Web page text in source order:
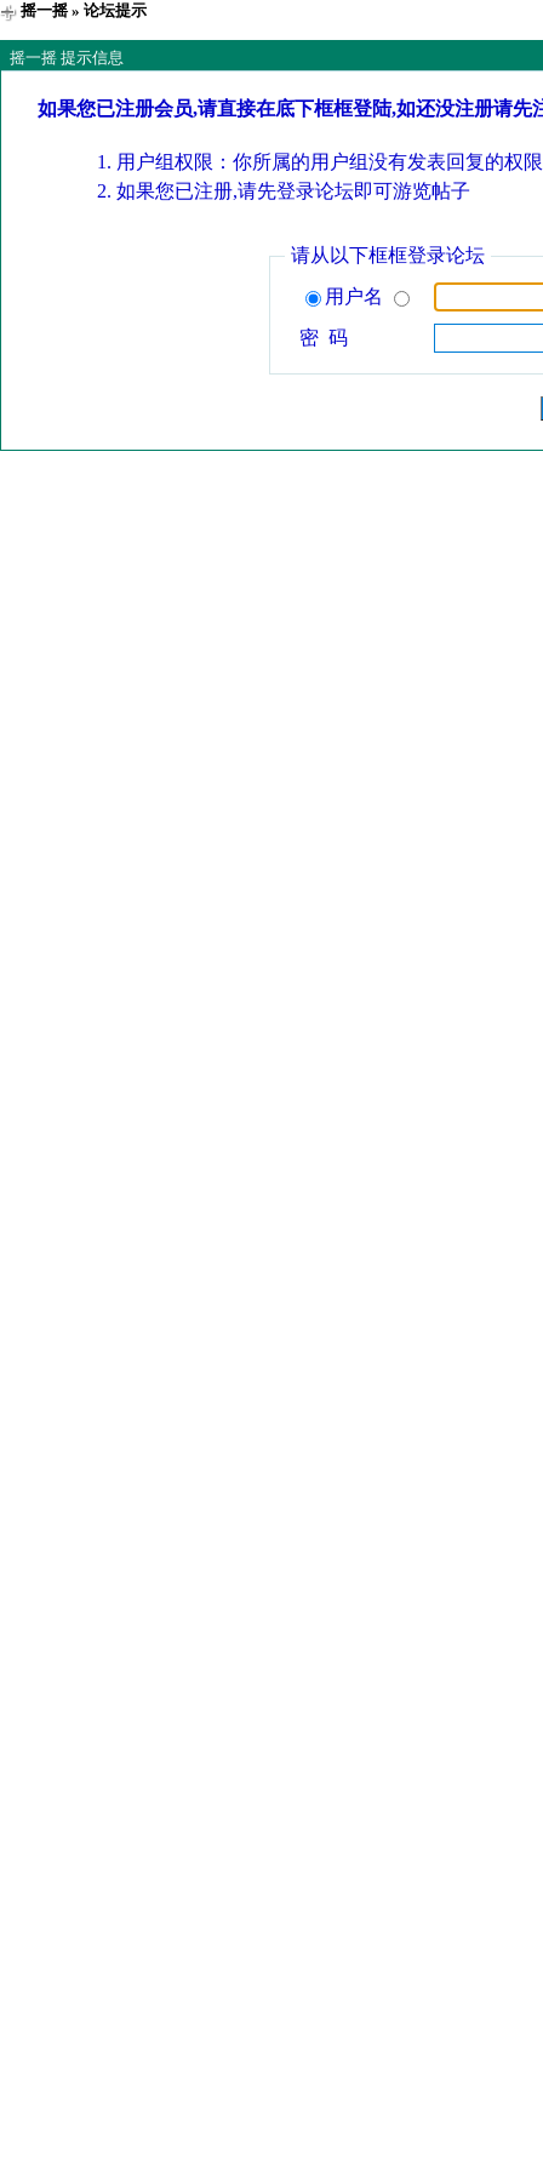
摇一摇» 论坛提示
摇一摇 提示信息
如果您已注册会员,请直接在底下框框登陆,如还没注册请先
用户组权限：你所属的用户组没有发表回复的权
如果您已注册,请先登录论坛即可游览帖子
请从以下框框登录论坛
用户名
密 码